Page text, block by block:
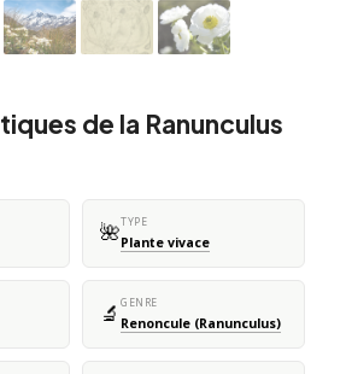
de la Ranunculus
🌺TYPE
Plante vivace
🔬 GENRE
Renoncule (Ranunculus)